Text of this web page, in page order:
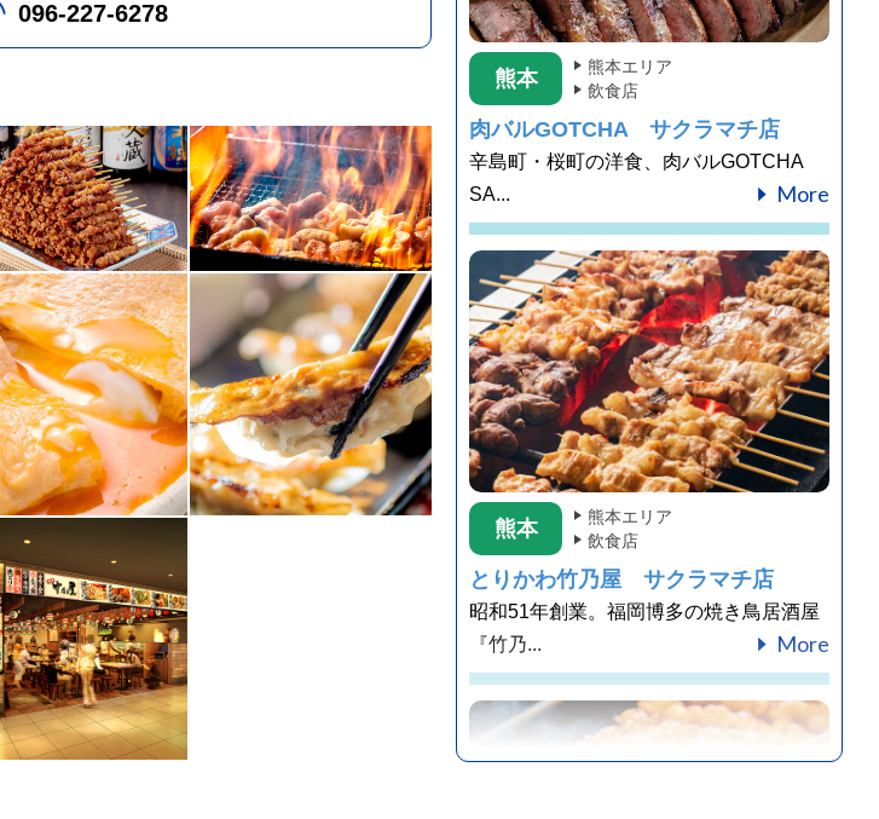
096-227-6278
熊本
熊本エリア
飲食店
肉バルGOTCHA サクラマチ店
辛島町・桜町の洋食、肉バルGOTCHA
SA...
More
熊本
熊本エリア
飲食店
とりかわ竹乃屋 サクラマチ店
昭和51年創業。福岡博多の焼き鳥居酒屋
『竹乃...
More